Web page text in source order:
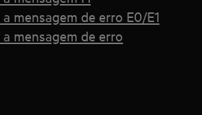
mensagem de erro E0/E1
mensagem de erro